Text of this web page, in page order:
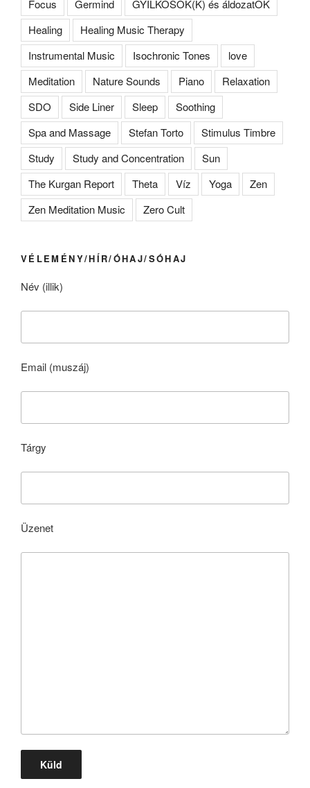
Focus Germind
GYILKOSOK(K) és áldozatOK
Healing
Healing Music Therapy
Instrumental Music
Isochronic Tones
love
Meditation
Nature Sounds Piano
Relaxation
SDO
Side Liner Sleep
Soothing
Spa and Massage
Stefan Torto
Stimulus Timbre
Study
Study and Concentration
Sun
The Kurgan Report
Theta Víz Yoga
Zen
Zen Meditation Music
Zero Cult
VÉLEMÉNY/HÍR/ÓHAJ/SÓHAJ
Név (illik)
Email (muszáj)
Tárgy
Üzenet